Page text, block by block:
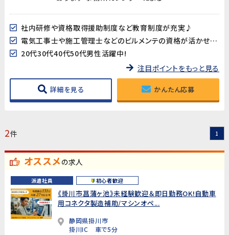
社内研修や資格取得援助制度など教育制度が充実♪
電気工事士や施工管理士などのビルメンテの資格が活かせます!
20代30代40代50代男性活躍中!
注目ポイントをもっと見る
詳細を見る かんたん応募
2件 1
オススメの求人
派遣社員 初心者歓迎
《掛川市菖蒲ヶ池》未経験歓迎＆即日勤務OK!自動車
用コネクタ製造補助/マシンオペ...
静岡県掛川市
掛川IC 車で5分